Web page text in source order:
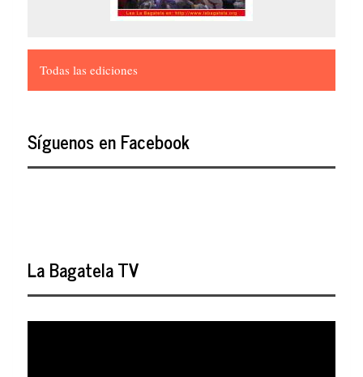
Todas las ediciones
Síguenos en Facebook
La Bagatela TV